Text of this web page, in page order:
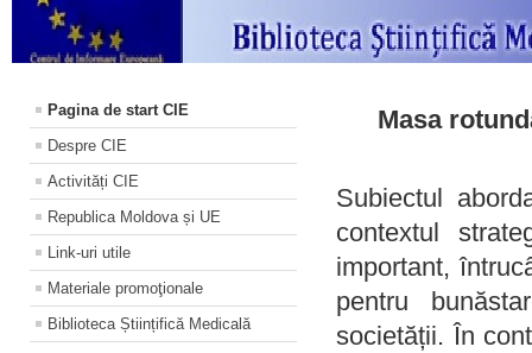
Pagina de start CIE
Despre CIE
Activități CIE
Republica Moldova și UE
Link-uri utile
Materiale promoţionale
Biblioteca Științifică Medicală
Masa
Subiectul
contextul
important,
pentru
societății. În